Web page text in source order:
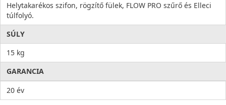
Helytakarékos szifon, rögzítő fülek, FLOW PRO szűrő és Elleci
túlfolyó.
SÚLY
15 kg
GARANCIA
20 év